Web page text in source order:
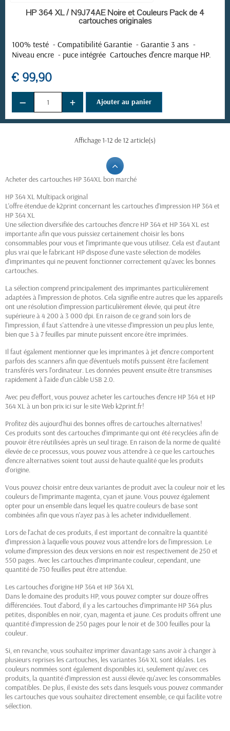
(1 avis)
EN STOCK
HP 364 XL / N9J74AE Noire et Couleurs Pack de 4
cartouches originales
100% testé - Compatibilité Garantie - Garantie 3 ans -
Niveau encre - puce intégrée Cartouches d'encre marque HP.
€ 99,90
− + Ajouter au panier
Affichage 1-12 de 12 article(s)
Acheter des cartouches HP 364XL bon marché
HP 364 XL Multipack original
L'offre étendue de k2print concernant les cartouches d'impression HP 364 et
HP 364 XL
Une sélection diversifiée des cartouches d'encre HP 364 et HP 364 XL est
importante afin que vous puissiez certainement choisir les bons
consommables pour vous et l'imprimante que vous utilisez. Cela est d'autant
plus vrai que le fabricant HP dispose d'une vaste sélection de modèles
d'imprimantes qui ne peuvent fonctionner correctement qu'avec les bonnes
cartouches.
La sélection comprend principalement des imprimantes particulièrement
adaptées à l'impression de photos. Cela signifie entre autres que les appareils
ont une résolution d'impression particulièrement élevée, qui peut être
supérieure à 4 200 à 3 000 dpi. En raison de ce grand soin lors de
l'impression, il faut s'attendre à une vitesse d'impression un peu plus lente,
bien que 3 à 7 feuilles par minute puissent encore être imprimées.
Il faut également mentionner que les imprimantes à jet d'encre comportent
parfois des scanners afin que d'éventuels motifs puissent être facilement
transférés vers l'ordinateur. Les données peuvent ensuite être transmises
rapidement à l'aide d'un câble USB 2.0.
Avec peu d'effort, vous pouvez acheter les cartouches d'encre HP 364 et HP
364 XL à un bon prix ici sur le site Web k2print.fr!
Profitez dès aujourd'hui des bonnes offres de cartouches alternatives!
Ces produits sont des cartouches d'imprimante qui ont été recyclées afin de
pouvoir être réutilisées après un seul tirage. En raison de la norme de qualité
élevée de ce processus, vous pouvez vous attendre à ce que les cartouches
d'encre alternatives soient tout aussi de haute qualité que les produits
d'origine.
Vous pouvez choisir entre deux variantes de produit avec la couleur noir et les
couleurs de l'imprimante magenta, cyan et jaune. Vous pouvez également
opter pour un ensemble dans lequel les quatre couleurs de base sont
combinées afin que vous n'ayez pas à les acheter individuellement.
Lors de l'achat de ces produits, il est important de connaître la quantité
d'impression à laquelle vous pouvez vous attendre lors de l'impression. Le
volume d'impression des deux versions en noir est respectivement de 250 et
550 pages. Avec les cartouches d'imprimante couleur, cependant, une
quantité de 750 feuilles peut être attendue.
Les cartouches d'origine HP 364 et HP 364 XL
Dans le domaine des produits HP, vous pouvez compter sur douze offres
différenciées. Tout d'abord, il y a les cartouches d'imprimante HP 364 plus
petites, disponibles en noir, cyan, magenta et jaune. Ces produits offrent une
quantité d'impression de 250 pages pour le noir et de 300 feuilles pour la
couleur.
Si, en revanche, vous souhaitez imprimer davantage sans avoir à changer à
plusieurs reprises les cartouches, les variantes 364 XL sont idéales. Les
couleurs nommées sont également disponibles ici, seulement qu'avec ces
produits, la quantité d'impression est aussi élevée qu'avec les consommables
compatibles. De plus, il existe des sets dans lesquels vous pouvez commander
les cartouches que vous souhaitez directement ensemble, ce qui facilite votre
sélection.